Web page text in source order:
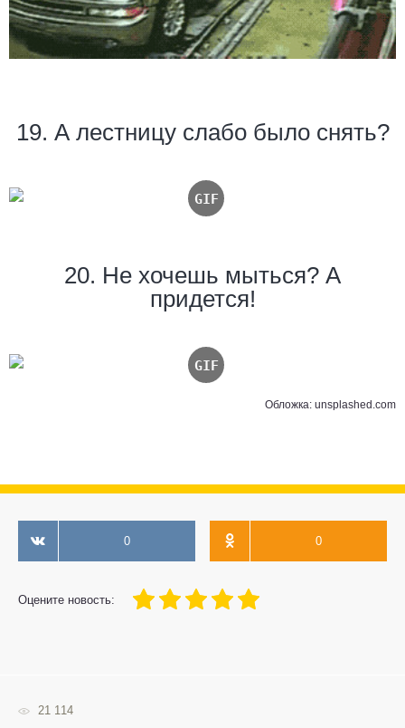
19. А лестницу слабо было снять?
20. Не хочешь мыться? А
придется!
Обложка: unsplashed.com
0 0
Оцените новость:
100
1 3 4 5
21 114